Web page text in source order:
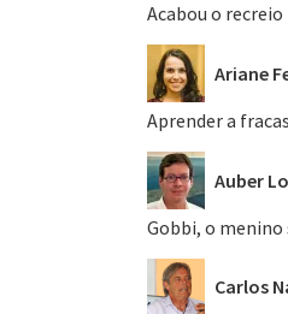
Acabou o recreio
Ariane
Aprender a
Auber
Gobbi, o menino
Carlos